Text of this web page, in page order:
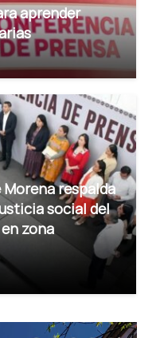
aprender
respalda
social del
zona